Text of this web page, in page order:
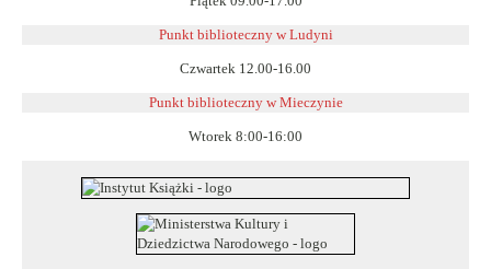
Punkt biblioteczny w Ludyni
Czwartek 12.00-16.00
Punkt biblioteczny w Mieczynie
Wtorek 8:00-16:00